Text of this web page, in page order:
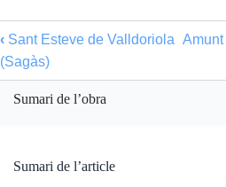
‹ Sant Esteve de Valldoriola
(Sagàs)
Amunt
Sumari de l’obra
Sumari de l’article